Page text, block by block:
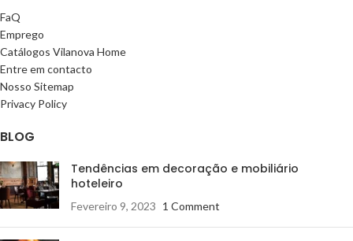
FaQ
Emprego
Catálogos Vilanova Home
Entre em contacto
Nosso Sitemap
Privacy Policy
BLOG
Tendências em decoração e mobiliário
hoteleiro
Fevereiro 9, 2023 1 Comment